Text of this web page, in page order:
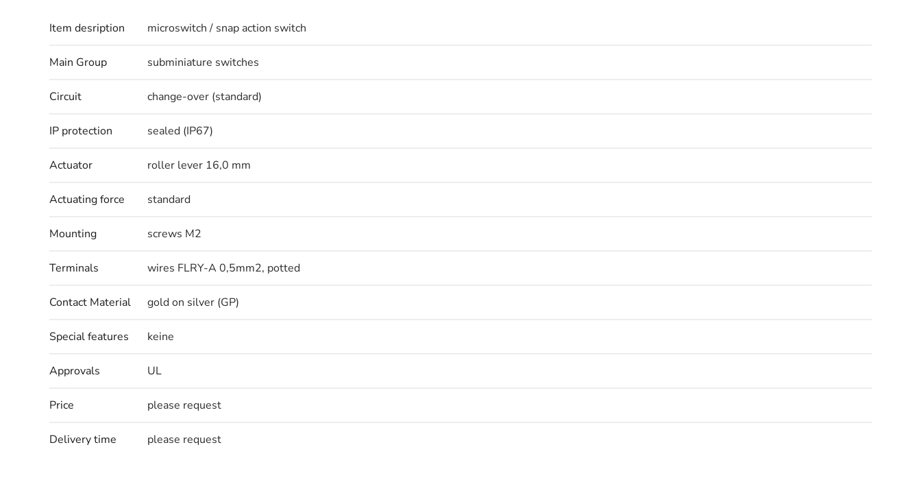
Item desription microswitch / snap action switch
Main Group subminiature switches
Circuit change-over (standard)
IP protection sealed (IP67)
Actuator roller lever 16,0 mm
Actuating force standard
Mounting screws M2
Terminals wires FLRY-A 0,5mm2, potted
Contact Material gold on silver (GP)
Special features keine
Approvals UL
Price please request
Delivery time please request